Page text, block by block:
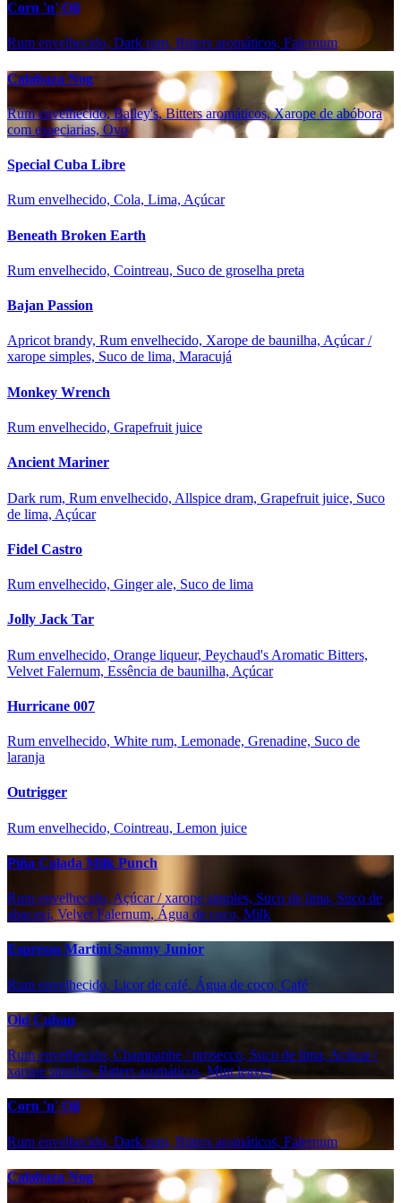
Corn 'n' Oil
Rum envelhecido, Dark rum, Bitters aromáticos, Falernum
Calabaza Nog
Rum envelhecido, Bailey's, Bitters aromáticos, Xarope de abóbora
com especiarias, Ovo
Special Cuba Libre
Rum envelhecido, Cola, Lima, Açúcar
Beneath Broken Earth
Rum envelhecido, Cointreau, Suco de groselha preta
Bajan Passion
Apricot brandy, Rum envelhecido, Xarope de baunilha, Açúcar /
xarope simples, Suco de lima, Maracujá
Monkey Wrench
Rum envelhecido, Grapefruit juice
Ancient Mariner
Dark rum, Rum envelhecido, Allspice dram, Grapefruit juice, Suco
de lima, Açúcar
Fidel Castro
Rum envelhecido, Ginger ale, Suco de lima
Jolly Jack Tar
Rum envelhecido, Orange liqueur, Peychaud's Aromatic Bitters,
Velvet Falernum, Essência de baunilha, Açúcar
Hurricane 007
Rum envelhecido, White rum, Lemonade, Grenadine, Suco de
laranja
Outrigger
Rum envelhecido, Cointreau, Lemon juice
Piña Colada Milk Punch
Rum envelhecido, Açúcar / xarope simples, Suco de lima, Suco de
abacaxi, Velvet Falernum, Água de coco, Milk
Espresso Martini Sammy Junior
Rum envelhecido, Licor de café, Água de coco, Café
Old Cuban
Rum envelhecido, Champanhe / prosecco, Suco de lima, Açúcar /
xarope simples, Bitters aromáticos, Mint leaves
Corn 'n' Oil
Rum envelhecido, Dark rum, Bitters aromáticos, Falernum
Calabaza Nog